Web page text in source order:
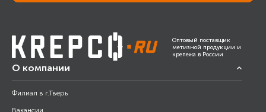
Оптовый поставщик
метизной продукции и
крепежа в России
О компании
Филиал в г.Тверь
Вакансии